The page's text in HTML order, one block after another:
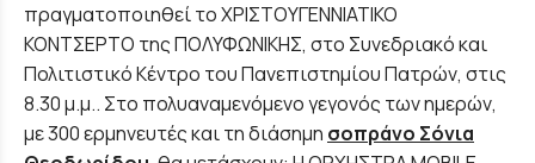
πραγματοποιηθεί το ΧΡΙΣΤΟΥΓΕΝΝΙΑΤΙΚΟ
ΚΟΝΤΣΕΡΤΟ της ΠΟΛΥΦΩΝΙΚΗΣ, στο Συνεδριακό και
Πολιτιστικό Κέντρο του Πανεπιστημίου Πατρών, στις
8.30 μ.μ.. Στο πολυαναμενόμενο γεγονός των ημερών,
με 300 ερμηνευτές και τη διάσημη σοπράνο Σόνια